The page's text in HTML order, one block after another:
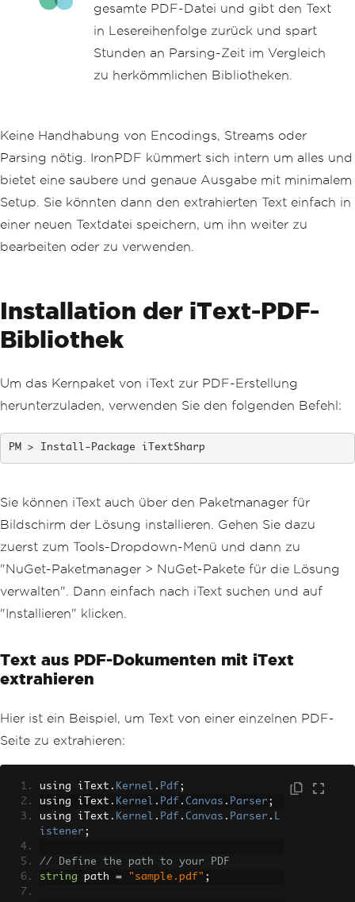
gesamte PDF-Datei und gibt den Text
in Lesereihenfolge zurück und spart
Stunden an Parsing-Zeit im Vergleich
zu herkömmlichen Bibliotheken.
Keine Handhabung von Encodings, Streams oder
Parsing nötig. IronPDF kümmert sich intern um alles und
bietet eine saubere und genaue Ausgabe mit minimalem
Setup. Sie könnten dann den extrahierten Text einfach in
einer neuen Textdatei speichern, um ihn weiter zu
bearbeiten oder zu verwenden.
Installation der iText-PDF-
Bibliothek
Um das Kernpaket von iText zur PDF-Erstellung
herunterzuladen, verwenden Sie den folgenden Befehl:
Install-Package iTextSharp
Sie können iText auch über den Paketmanager für
Bildschirm der Lösung installieren. Gehen Sie dazu
zuerst zum Tools-Dropdown-Menü und dann zu
"NuGet-Paketmanager > NuGet-Pakete für die Lösung
verwalten". Dann einfach nach iText suchen und auf
"Installieren" klicken.
Text aus PDF-Dokumenten mit iText
extrahieren
Hier ist ein Beispiel, um Text von einer einzelnen PDF-
Seite zu extrahieren:
using iText . Kernel . Pdf ;
using iText . Kernel . Pdf . Canvas . Parser ;
using iText . Kernel . Pdf . Canvas . Parser . L
istener ;
// Define the path to your PDF
string path = "sample.pdf" ;